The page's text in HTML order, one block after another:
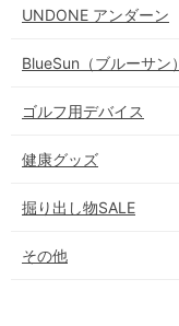
UNDONE アンダーン
BlueSun（ブルーサン）
ゴルフ用デバイス
健康グッズ
掘り出し物SALE
その他